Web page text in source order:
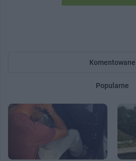
Komentowane
Popularne